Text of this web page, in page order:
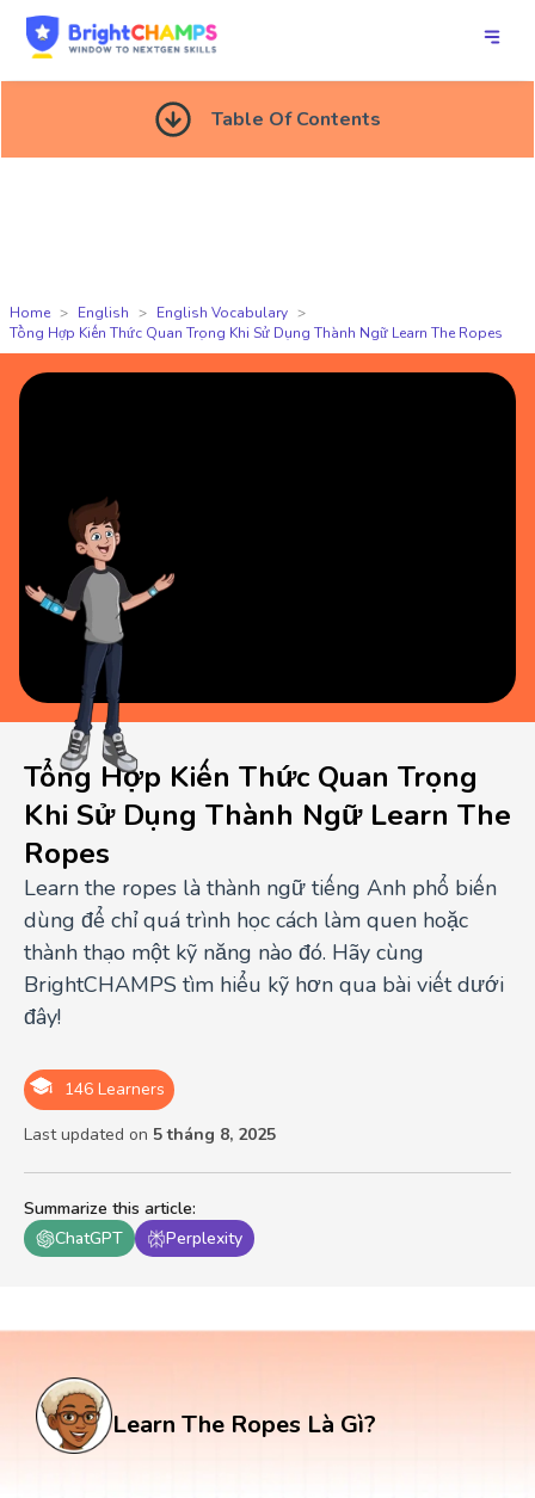
Table Of Contents
Home English
English Vocabulary
Tổng Hợp Kiến Thức Quan Trọng Khi Sử Dụng Thành Ngữ Learn The Ropes
Summarize this article:
ChatGPT
Perplexity
146 Learners
Last updated on 5 tháng 8, 2025
Tổng Hợp Kiến Thức Quan Trọng
Khi Sử Dụng Thành Ngữ Learn The
Ropes
Learn the ropes là thành ngữ tiếng Anh phổ biến
dùng để chỉ quá trình học cách làm quen hoặc
thành thạo một kỹ năng nào đó. Hãy cùng
BrightCHAMPS tìm hiểu kỹ hơn qua bài viết dưới
đây!
Learn The Ropes Là Gì?